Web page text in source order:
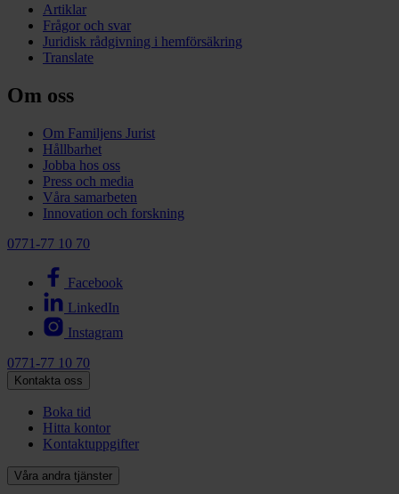
Artiklar
Frågor och svar
Juridisk rådgivning i hemförsäkring
Translate
Om oss
Om Familjens Jurist
Hållbarhet
Jobba hos oss
Press och media
Våra samarbeten
Innovation och forskning
0771-77 10 70
Facebook
LinkedIn
Instagram
0771-77 10 70
Kontakta oss
Boka tid
Hitta kontor
Kontaktuppgifter
Våra andra tjänster